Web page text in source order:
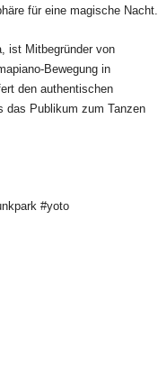
für eine magische Nacht.
ist Mitbegründer von
Bewegung in
den authentischen
das Publikum zum Tanzen
#yoto